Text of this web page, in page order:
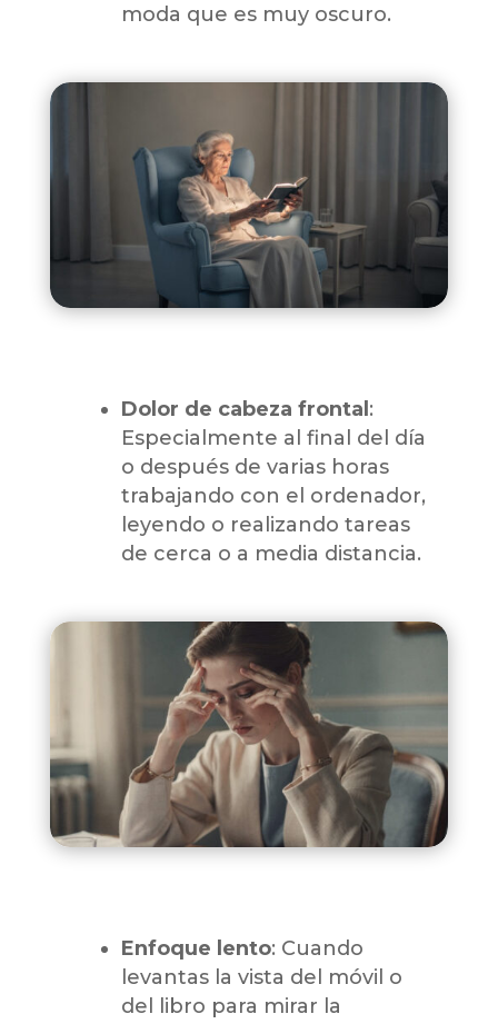
moda que es muy oscuro.
Dolor de cabeza frontal :
Especialmente al final del día
o después de varias horas
trabajando con el ordenador,
leyendo o realizando tareas
de cerca o a media distancia.
Enfoque lento: Cuando
levantas la vista del móvil o
del libro para mirar la